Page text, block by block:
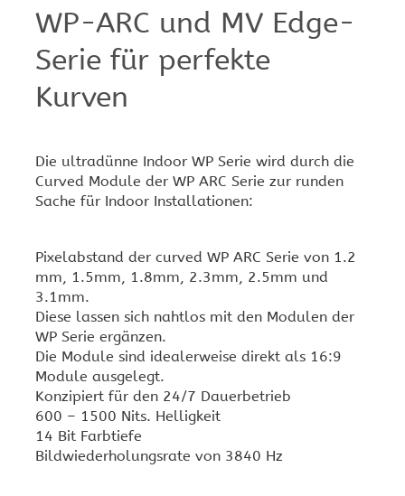
WP-ARC und MV Edge-
Serie für perfekte
Kurven
Die ultradünne Indoor WP Serie wird durch die
Curved Module der WP ARC Serie zur runden
Sache für Indoor Installationen:
Pixelabstand der curved WP ARC Serie von 1.2
mm, 1.5mm, 1.8mm, 2.3mm, 2.5mm und
3.1mm.
Diese lassen sich nahtlos mit den Modulen der
WP Serie ergänzen.
Die Module sind idealerweise direkt als 16:9
Module ausgelegt.
Konzipiert für den 24/7 Dauerbetrieb
600 – 1500 Nits. Helligkeit
14 Bit Farbtiefe
Bildwiederholungsrate von 3840 Hz